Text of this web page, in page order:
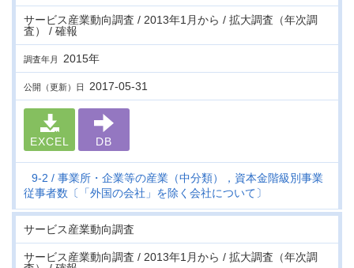
サービス産業動向調査 / 2013年1月から / 拡大調査（年次調
査） / 確報
調査年月 2015年
公開（更新）日 2017-05-31
EXCEL DB
9-2
事業所・企業等の産業（中分類），資本金階級別事業
従事者数〔「外国の会社」を除く会社について〕
サービス産業動向調査
サービス産業動向調査 / 2013年1月から / 拡大調査（年次調